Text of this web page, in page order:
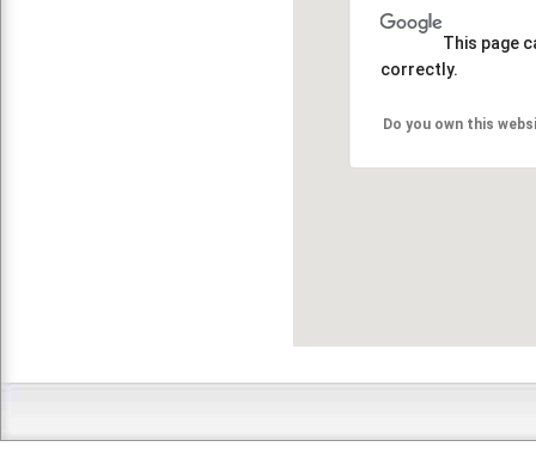
This page
correctly.
Do you own this